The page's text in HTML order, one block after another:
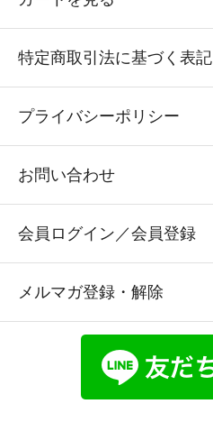
特定商取引法に基づく表記
プライバシーポリシー
お問い合わせ
会員ログイン／会員登録
メルマガ登録・解除